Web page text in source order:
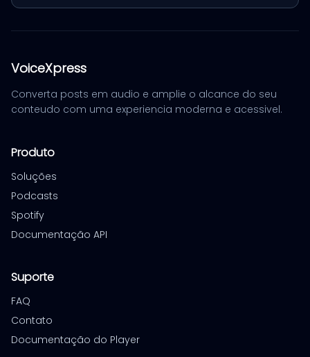
VoiceXpress
Converta posts em audio e amplie o alcance do seu
conteudo com uma experiencia moderna e acessivel.
Produto
Soluções
Podcasts
Spotify
Documentação API
Suporte
FAQ
Contato
Documentação do Player